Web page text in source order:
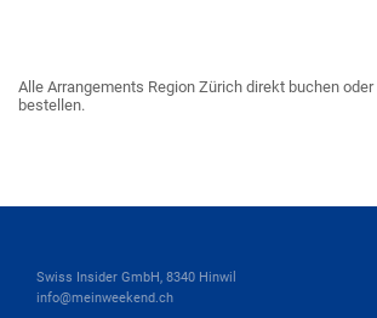
Alle Arrangements Region Zürich direkt buchen
bestellen.
Swiss Insider GmbH, 8340 Hinwil
info@meinweekend.ch